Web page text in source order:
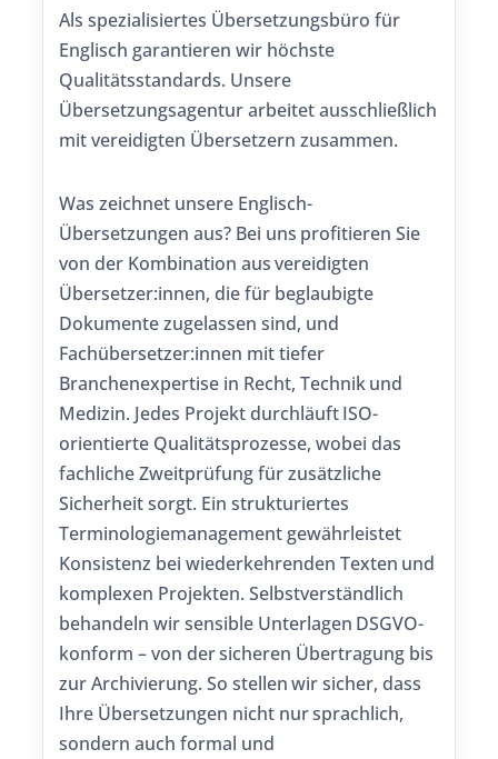
Als spezialisiertes Übersetzungsbüro für
Englisch garantieren wir höchste
Qualitätsstandards. Unsere
Übersetzungsagentur arbeitet ausschließlich
mit vereidigten Übersetzern zusammen.
Was zeichnet unsere Englisch-
Übersetzungen aus? Bei uns profitieren Sie
von der Kombination aus vereidigten
Übersetzer:innen, die für beglaubigte
Dokumente zugelassen sind, und
Fachübersetzer:innen mit tiefer
Branchenexpertise in Recht, Technik und
Medizin. Jedes Projekt durchläuft ISO-
orientierte Qualitätsprozesse, wobei das
fachliche Zweitprüfung für zusätzliche
Sicherheit sorgt. Ein strukturiertes
Terminologiemanagement gewährleistet
Konsistenz bei wiederkehrenden Texten und
komplexen Projekten. Selbstverständlich
behandeln wir sensible Unterlagen DSGVO-
konform – von der sicheren Übertragung bis
zur Archivierung. So stellen wir sicher, dass
Ihre Übersetzungen nicht nur sprachlich,
sondern auch formal und